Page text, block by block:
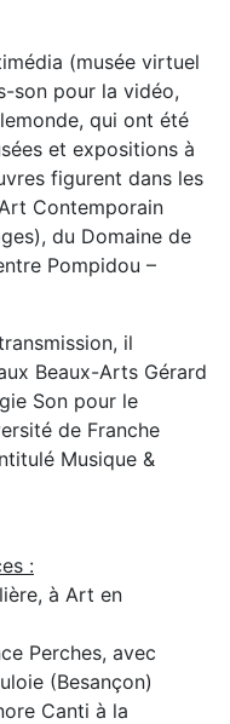
(musée virtuel
son pour la vidéo,
qui ont été
et expositions à
figurent dans les
Contemporain
du Domaine de
Pompidou –
il
Beaux-Arts Gérard
Son pour le
de Franche
Musique &
:
à Art en
Perches, avec
(Besançon)
Canti à la